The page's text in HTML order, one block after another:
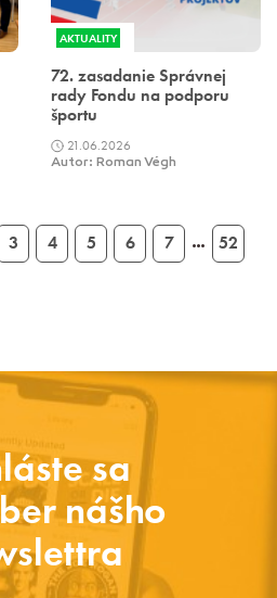
AKTUALITY
72. zasadanie Správnej
rady Fondu na podporu
športu
21.06.2026
Autor: Roman Végh
3 4 5 6 7 … 52
sa
nášho